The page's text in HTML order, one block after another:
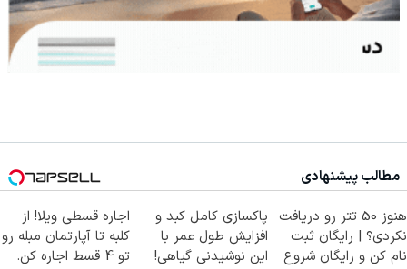
مطالب پیشنهادی
هنوز 50 تتر رو دریافت
نکردی؟ | رایگان ثبت
نام کن و رایگان شروع
پاکسازی کامل کبد و
افزایش طول عمر با
این نوشیدنی گیاهی!
اجاره‌ قسطی ویلا! از
کلبه تا آپارتمان مبله رو
تو 4 قسط اجاره کن.